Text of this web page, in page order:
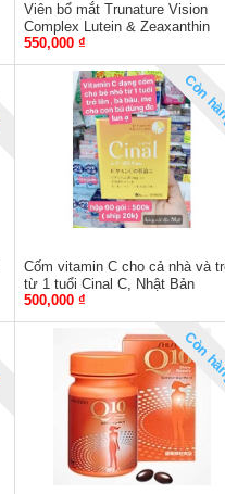
Viên bổ mắt Trunature Vision
Complex Lutein & Zeaxanthin
140 viên
550,000 ₫
Còn
Cốm vitamin C cho cả nhà và
từ 1 tuổi Cinal C, Nhật Bản
500,000 ₫
Còn